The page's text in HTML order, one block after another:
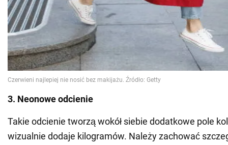
3. Neonowe odcienie
Takie odcienie tworzą wokół siebie dodatkowe pole
wizualnie dodaje kilogramów. Należy zachować